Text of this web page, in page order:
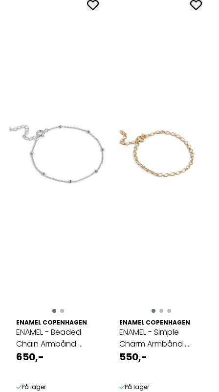
ENAMEL COPENHAGEN
ENAMEL - Beaded
Chain Armbånd ...
650,-
På lager
ENAMEL COPENHAGEN
ENAMEL - Simple
Charm Armbånd ...
550,-
På lager